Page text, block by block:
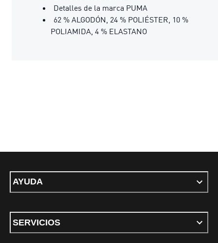
Detalles de la marca PUMA
62 % ALGODÓN, 24 % POLIÉSTER, 10 %
POLIAMIDA, 4 % ELASTANO
AYUDA
SERVICIOS